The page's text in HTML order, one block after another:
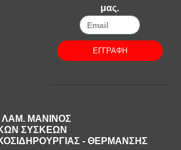
μας.
ΕΓΓΡΑΦΗ
ΛΑΜ. ΜΑΝΙΝΟΣ
ΣΥΣΚΕΩΝ
- ΘΕΡΜΑΝΣΗΣ